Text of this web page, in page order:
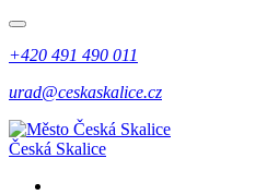
+420 491 490 011
urad@ceskaskalice.cz
Česká Skalice